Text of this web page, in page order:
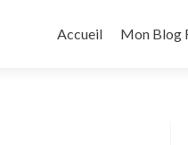
au
Accueil Mon Blog